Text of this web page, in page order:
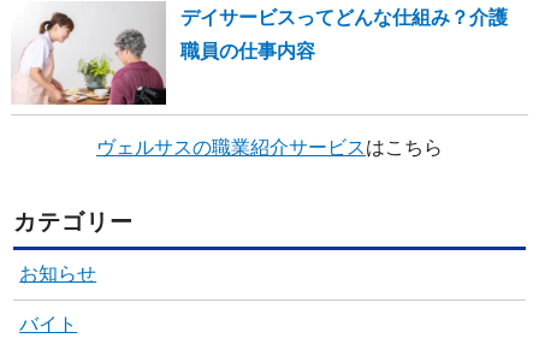
デイサービスってどんな仕組み？介護
職員の仕事内容
ヴェルサスの職業紹介サービスはこちら
カテゴリー
お知らせ
バイト